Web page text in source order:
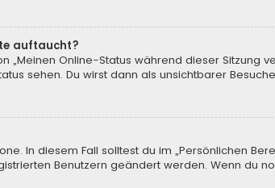
auftaucht?
Online-Status während dieser Sitzung
sehen. Du wirst dann als unsichtbarer
In diesem Fall solltest du im „Persönlichen
Benutzern geändert werden. Wenn du